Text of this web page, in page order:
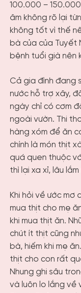
100.000 –
âm không rõ lại
không tốt vì thế
bà của của Tuyết
bệnh tuổi già nên
Cả gia đình đang
nước hỗ trợ xây,
ngày chỉ có cơm
ngoài vườn. Thi
hàng xóm để ăn
chính là món thịt
quá quen thuộc
thì lại xa xỉ, lâu
Khi hỏi về ước mơ
mua thịt cho mẹ
khi mua thịt ăn.
chút ít thịt cũng
bà, hiếm khi mẹ
thịt cho con rất
Nhung ghi sâu
và luôn lo lắng về